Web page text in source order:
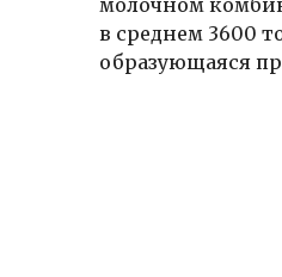
молочном
в среднем 3600
образующаяся